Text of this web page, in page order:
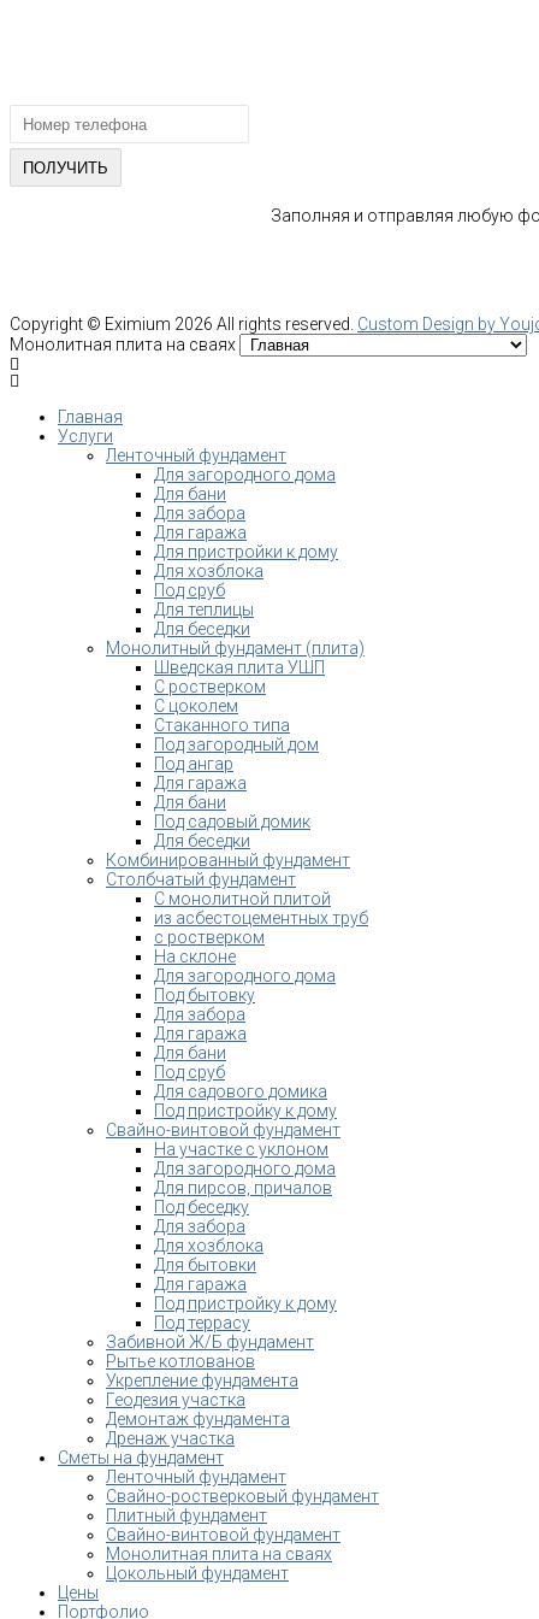
Заполняя и отправляя любую
Copyright © Eximium 2026 All rights reserved. Custom Design by
Монолитная плита на сваях
Главная
Услуги
Ленточный фундамент
Для загородного дома
Для бани
Для забора
Для гаража
Для пристройки к дому
Для хозблока
Под сруб
Для теплицы
Для беседки
Монолитный фундамент (плита)
Шведская плита УШП
С ростверком
С цоколем
Стаканного типа
Под загородный дом
Под ангар
Для гаража
Для бани
Под садовый домик
Для беседки
Комбинированный фундамент
Столбчатый фундамент
С монолитной плитой
из асбестоцементных труб
с ростверком
На склоне
Для загородного дома
Под бытовку
Для забора
Для гаража
Для бани
Под сруб
Для садового домика
Под пристройку к дому
Свайно-винтовой фундамент
На участке с уклоном
Для загородного дома
Для пирсов, причалов
Под беседку
Для забора
Для хозблока
Для бытовки
Для гаража
Под пристройку к дому
Под террасу
Забивной Ж/Б фундамент
Рытье котлованов
Укрепление фундамента
Геодезия участка
Демонтаж фундамента
Дренаж участка
Сметы на фундамент
Ленточный фундамент
Свайно-ростверковый фундамент
Плитный фундамент
Свайно-винтовой фундамент
Монолитная плита на сваях
Цокольный фундамент
Цены
Портфолио